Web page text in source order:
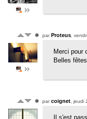
parProteus ,
Merci pour
Belles
parcoignet ,
Il s'est